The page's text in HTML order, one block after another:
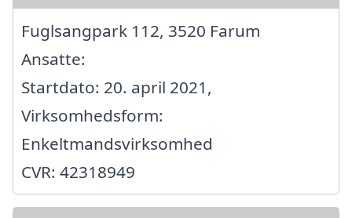
Fuglsangpark 112, 3520 Farum
Ansatte:
Startdato: 20. april 2021,
Virksomhedsform:
Enkeltmandsvirksomhed
CVR: 42318949